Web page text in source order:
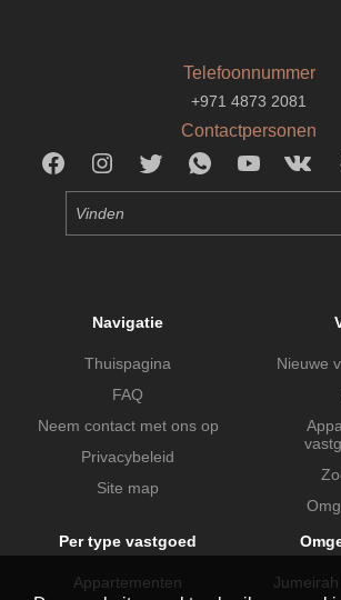
Telefoonnummer
+971 4873 2081
Contactpersonen
Navigatie
Thuispagina
FAQ
Neem contact met ons op
Privacybeleid
Site map
Nieuwe
Per type vastgoed
Appartementen